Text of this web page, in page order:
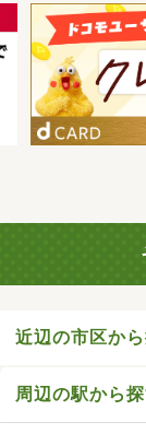
近辺の市区か
周辺の駅から